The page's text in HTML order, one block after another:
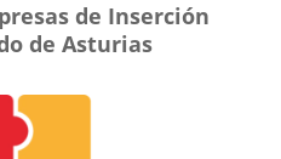
de Inserción
de Asturias